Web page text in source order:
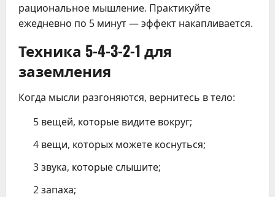
рациональное мышление. Практикуйте
ежедневно по 5 минут — эффект накапливается.
Техника 5-4-3-2-1 для
заземления
Когда мысли разгоняются, вернитесь в тело:
5 вещей, которые видите вокруг;
4 вещи, которых можете коснуться;
3 звука, которые слышите;
2 запаха;